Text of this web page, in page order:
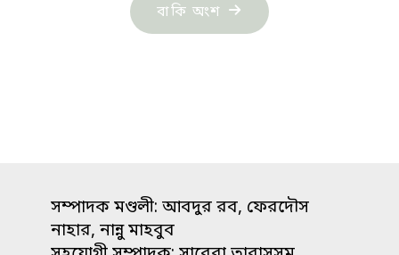
বাকি অংশ "তেলের
ছড়া"
সম্পাদক মণ্ডলী: আবদুর রব, ফেরদৌস
নাহার, নান্নু মাহবুব